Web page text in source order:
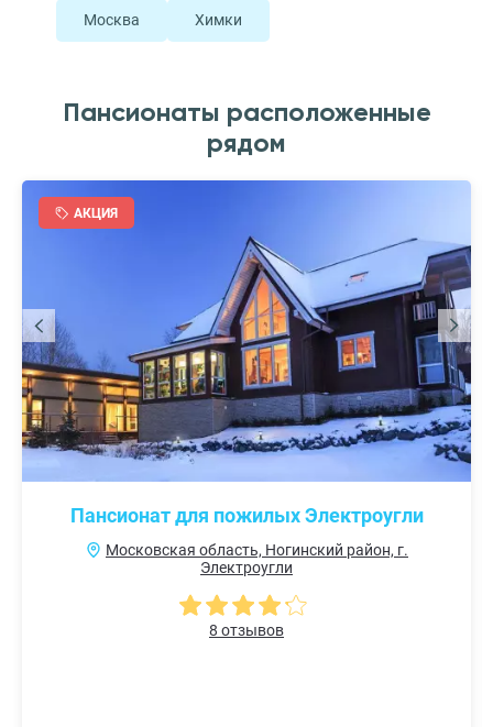
Москва Химки
Пансионаты расположенные
рядом
АКЦИЯ
Пансионат для пожилых Электроугли
Московская область, Ногинский район, г.
Электроугли
8 отзывов